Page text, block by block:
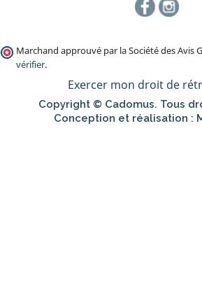
Facebook
Marchand approuvé par la Société des Avis
vérifier.
Exercer mon droit de
Copyright © Cadomus. Tous
Conception et réalisation :